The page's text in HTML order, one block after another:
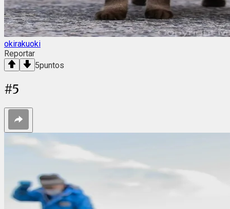
okirakuoki
Reportar
5puntos
#5